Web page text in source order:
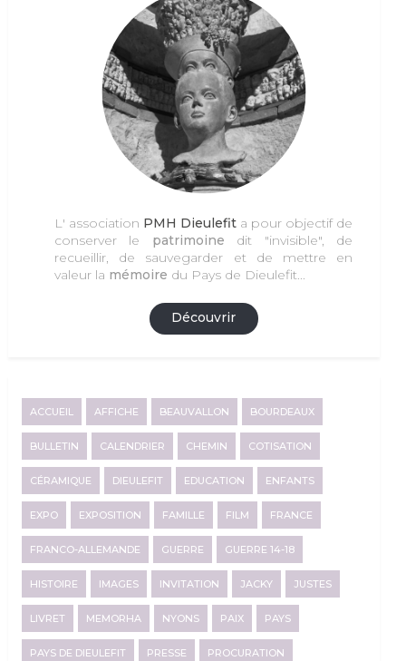
L' association PMH Dieulefit a pour objectif de
conserver le patrimoine dit "invisible", de
recueillir, de sauvegarder et de mettre en
valeur la mémoire du Pays de Dieulefit...
Découvrir
ACCUEIL AFFICHE BEAUVALLON BOURDEAUX
BULLETIN CALENDRIER CHEMIN COTISATION
CÉRAMIQUE DIEULEFIT EDUCATION ENFANTS
EXPO EXPOSITION FAMILLE FILM FRANCE
FRANCO-ALLEMANDE GUERRE GUERRE 14-18
HISTOIRE IMAGES INVITATION JACKY JUSTES
LIVRET MEMORHA NYONS PAIX PAYS
PAYS DE DIEULEFIT PRESSE PROCURATION